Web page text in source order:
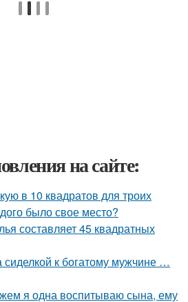
на сайте:
в 10 квадратов для троих
было свое место?
составляет 45 квадратных
к богатому мужчине …
я одна воспитываю сына, ему